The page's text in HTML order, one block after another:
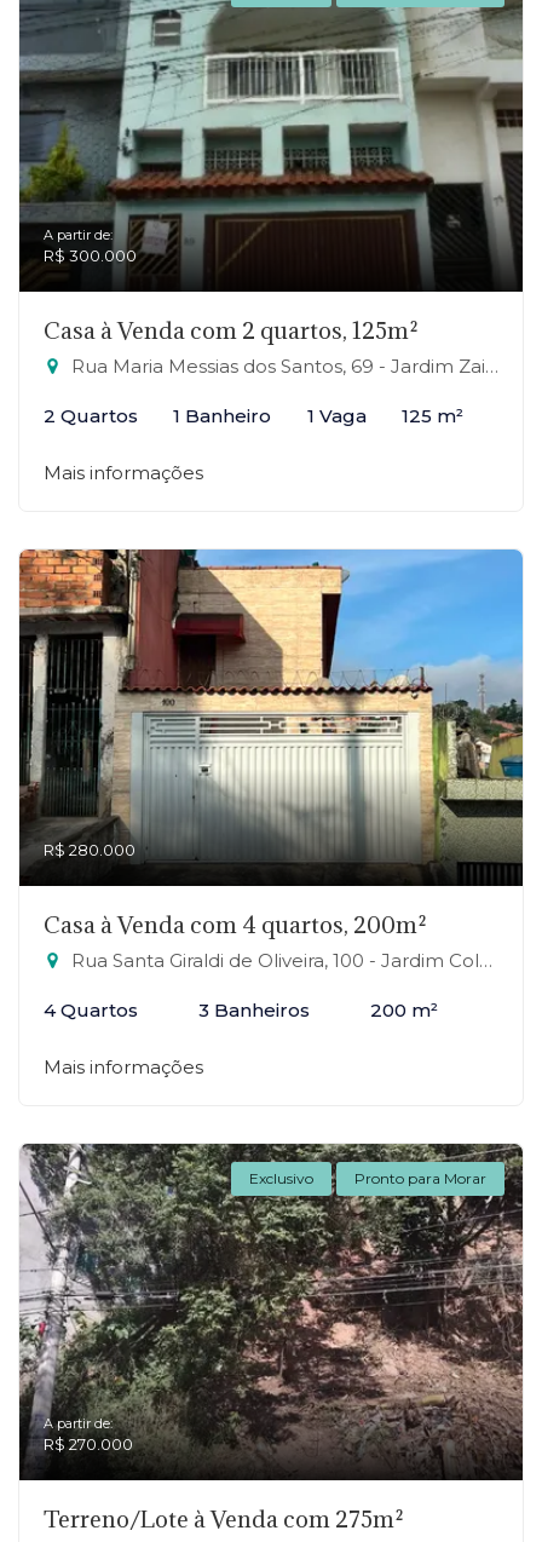
A partir de:
R$ 300.000
Casa à Venda com 2 quartos, 125m²
Rua Maria Messias dos Santos, 69 - Jardim Zaira, Mauá-SP
2 Quartos 1 Banheiro 1 Vaga 125 m²
Mais informações
R$ 280.000
Casa à Venda com 4 quartos, 200m²
Rua Santa Giraldi de Oliveira, 100 - Jardim Columbia, Mauá-SP
4 Quartos 3 Banheiros 200 m²
Mais informações
Exclusivo Pronto para Morar
A partir de:
R$ 270.000
Terreno/Lote à Venda com 275m²